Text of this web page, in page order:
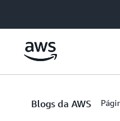
Blogs da AWS